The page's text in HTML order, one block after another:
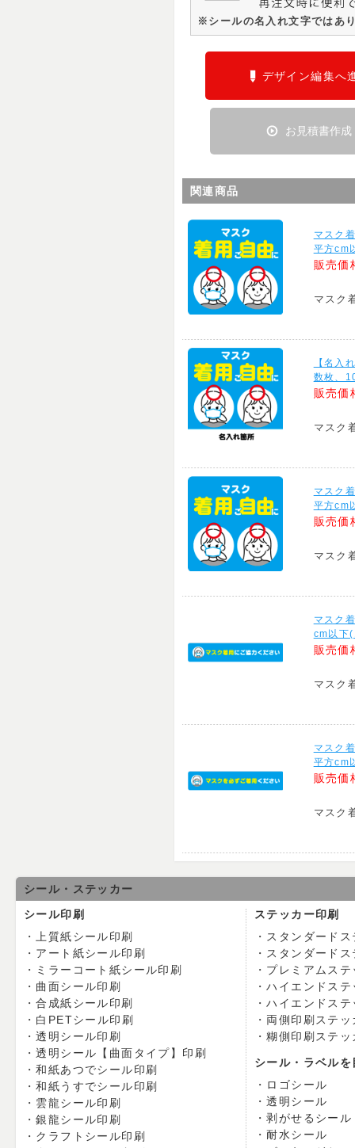
※シールの名入れ文字ではあ
お見積書作成
デザイン編集へ
関連商品
マスク
平方cm
販売価
マスク
【名入
数枚、
販売価
マスク
マスク
平方cm
販売価
マスク
マスク
cm以下
販売価
マスク
マスク
平方cm
販売価
マスク
シール・ステッカー
シール印刷
上質紙シール印刷
アート紙シール印刷
ミラーコート紙シール印刷
曲面シール印刷
合成紙シール印刷
白PETシール印刷
透明シール印刷
透明シール【曲面タイプ】印刷
和紙あつでシール印刷
和紙うすでシール印刷
雲龍シール印刷
銀龍シール印刷
クラフトシール印刷
ステッカー印刷
スタンダード
スタンダード
プレミアムステ
ハイエンドステ
ハイエンドス
両側印刷ステッ
糊側印刷ステッ
シール・ラベル
ロゴシール
透明シール
剥がせるシール
耐水シール